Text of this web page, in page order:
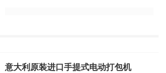
意大利原装进口手提式电动打包机